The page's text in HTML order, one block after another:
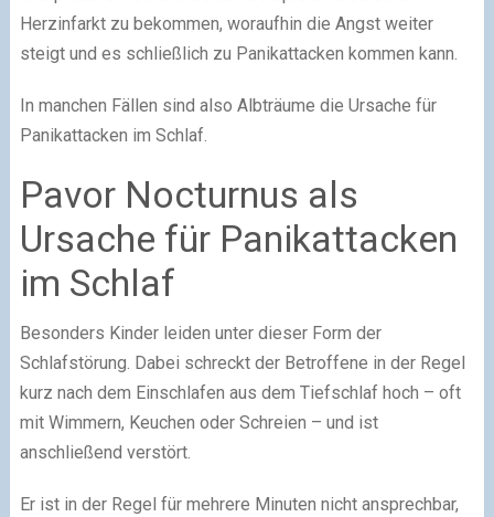
Herzinfarkt zu bekommen, woraufhin die Angst weiter
steigt und es schließlich zu Panikattacken kommen kann.
In manchen Fällen sind also Albträume die Ursache für
Panikattacken im Schlaf.
Pavor Nocturnus als
Ursache für Panikattacken
im Schlaf
Besonders Kinder leiden unter dieser Form der
Schlafstörung. Dabei schreckt der Betroffene in der Regel
kurz nach dem Einschlafen aus dem Tiefschlaf hoch – oft
mit Wimmern, Keuchen oder Schreien – und ist
anschließend verstört.
Er ist in der Regel für mehrere Minuten nicht ansprechbar,